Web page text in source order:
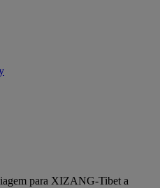
para XIZANG-Tibet a